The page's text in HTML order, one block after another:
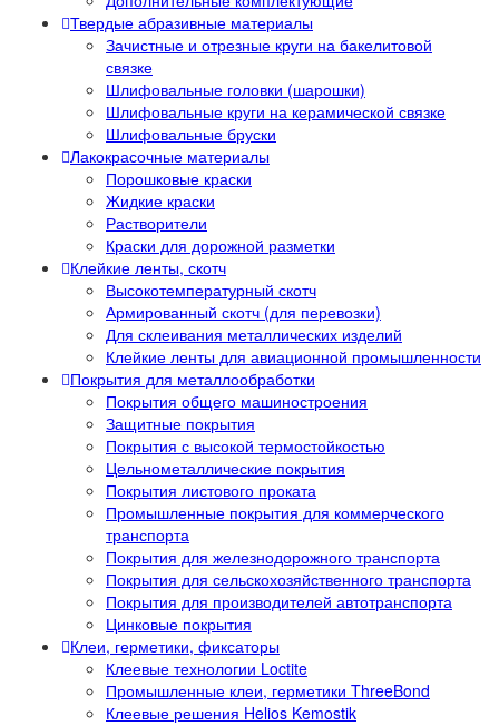
Твердые абразивные материалы
Зачистные и отрезные круги на бакелитовой
связке
Шлифовальные головки (шарошки)
Шлифовальные круги на керамической связке
Шлифовальные бруски
Лакокрасочные материалы
Порошковые краски
Жидкие краски
Растворители
Краски для дорожной разметки
Клейкие ленты, скотч
Высокотемпературный скотч
Армированный скотч (для перевозки)
Для склеивания металлических изделий
Клейкие ленты для авиационной промышленности
Покрытия для металлообработки
Покрытия общего машиностроения
Защитные покрытия
Покрытия с высокой термостойкостью
Цельнометаллические покрытия
Покрытия листового проката
Промышленные покрытия для коммерческого
транспорта
Покрытия для железнодорожного транспорта
Покрытия для сельскохозяйственного транспорта
Покрытия для производителей автотранспорта
Цинковые покрытия
Клеи, герметики, фиксаторы
Клеевые технологии Loctite
Промышленные клеи, герметики ThreeBond
Клеевые решения Helios Kemostik